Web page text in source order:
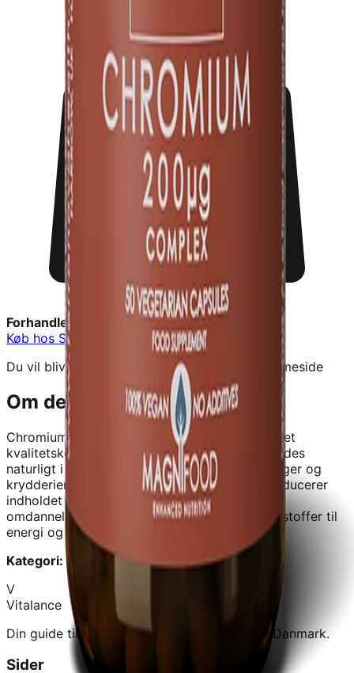
Forhandler:
Signaturshop
Køb hos Signaturshop
→
Du vil blive videresendt til forhandlerens hjemmeside
Om dette produkt
Chromium 200ug - 50 Kapsler - TerraNova
er et
kvalitetskosttilskud fra
Signaturshop
Krom findes
naturligt i frugter, fuldkornsprodukter, grøntsager og
krydderier og findes i jorden. Forarbejdning reducerer
indholdet af krom i fødevarer. Krom deltager i
omdannelsen af kulhydrater, proteiner og fedtstoffer til
energi og i at afbalancere bl
Kategori:
Kosttilskud
V
Vitalance
Din guide til at finde de bedste kosttilskud i Danmark.
Sider